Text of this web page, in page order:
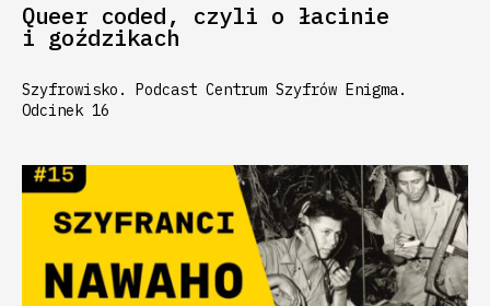
Queer coded, czyli o łacinie
i goździkach
Szyfrowisko. Podcast Centrum Szyfrów Enigma.
Odcinek 16